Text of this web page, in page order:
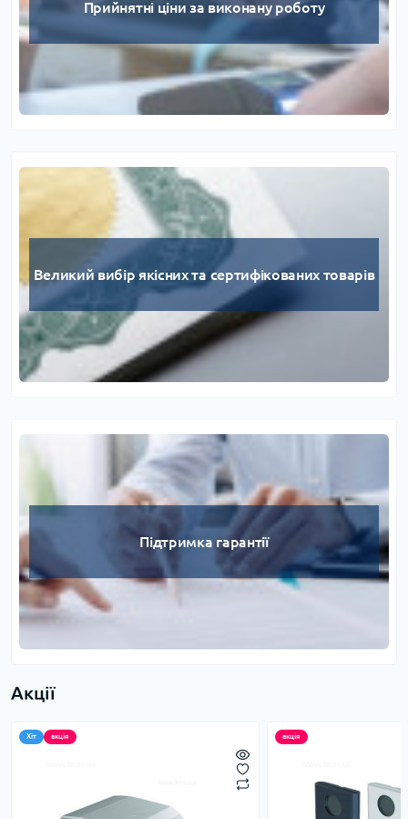
Прийнятні ціни за виконану роботу
Великий вибір якісних та сертифікованих товарів
Підтримка гарантії
Акції
Хіт акція акція